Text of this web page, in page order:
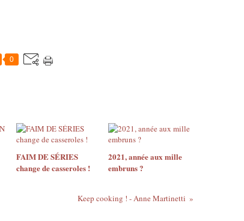
0
FAIM DE SÉRIES
change de casseroles !
2021, année aux mille
embruns ?
Keep cooking ! - Anne Martinetti